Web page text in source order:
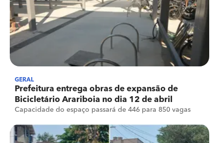
GERAL
Prefeitura entrega obras de expansão de
Bicicletário Arariboia no dia 12 de abril
Capacidade do espaço passará de 446 para 850 vagas